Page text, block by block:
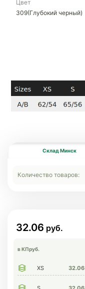
Цвет
309(Глубокий черный)
Склад Минск
Количество товаров:
32.06
в КПруб.
XS 32.06